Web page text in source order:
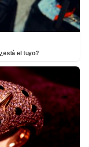
el tuyo?